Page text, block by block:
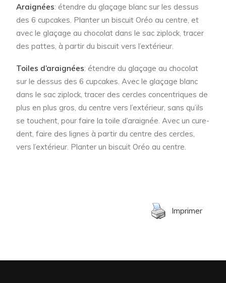
Araignées: étendre du glaçage blanc sur les dessus
des 6 cupcakes. Planter un biscuit Oréo au centre, et
avec le glaçage au chocolat dans le sac ziplock, tracer
des pattes, à partir du biscuit vers l’extérieur.
Toiles d’araignées: étendre du glaçage au chocolat
sur le dessus des 6 cupcakes. Avec le glaçage blanc
dans le sac ziplock, tracer des cercles concentriques de
plus en plus gros, du centre vers l’extérieur, sans qu’ils
se touchent, pour faire la toile d’araignée. Avec un cure-
dent, faire des lignes à partir du centre des cercles,
vers l’extérieur. Planter un biscuit Oréo au centre.
Imprimer